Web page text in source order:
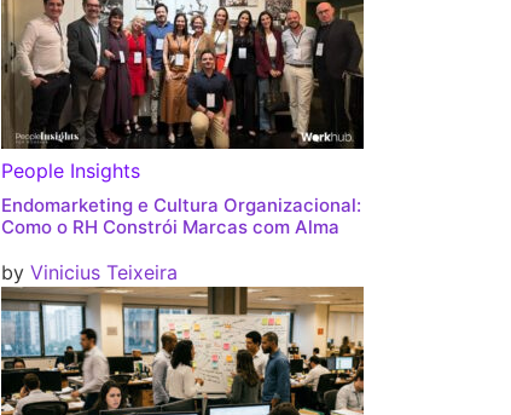
People Insights
Endomarketing e Cultura Organizacional:
Como o RH Constrói Marcas com Alma
by Vinicius Teixeira